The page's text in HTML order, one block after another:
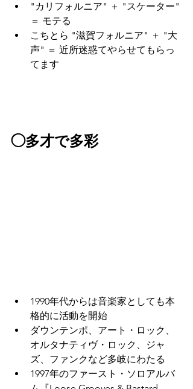
"カリフォルニア" ＋ "スケーター"
＝ モテる
こちとら "滋賀フォルニア" ＋ "大
声" ＝ 近所迷惑てやらせてもらっ
てます
◯多才で多彩
1990年代からは音楽家としても本
格的に活動を開始
ダウンテンポ、アート・ロック、
オルタナティヴ・ロック、ジャ
ズ、ファンクなど多岐にわたる
1997年のファースト・ソロアルバ